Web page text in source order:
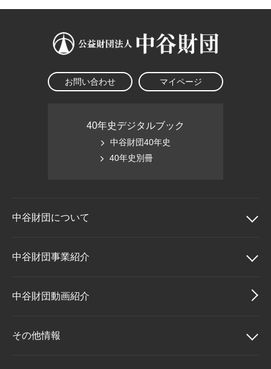
お問い合わせ マイページ
40年史デジタルブック
中谷財団40年史
40年史別冊
中谷財団について
中谷財団について
理事長挨拶
設立趣意書
中谷財団事業紹介
中谷財団事業紹介
中谷賞
中谷財団動画紹介
その他情報